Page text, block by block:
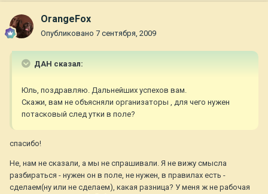
OrangeFox
Опубликовано 7 сентября, 2009
ДАН сказал:
Юль, поздравляю. Дальнейших успехов вам.
Скажи, вам не объясняли организаторы , для чего нужен
потасковый след утки в поле?
спасибо!
Не, нам не сказали, а мы не спрашивали. Я не вижу смысла
разбираться - нужен он в поле, не нужен, в правилах есть -
сделаем(ну или не сделаем), какая разница? У меня ж не рабочая